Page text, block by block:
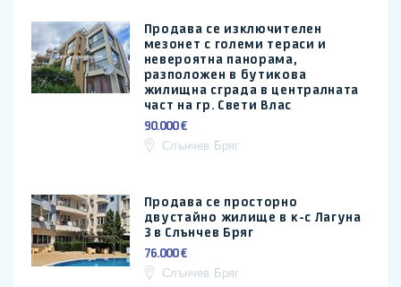
Продава се изключителен
мезонет с големи тераси и
невероятна панорама,
разположен в бутикова
жилищна сграда в централната
част на гр. Свети Влас
90.000 €
Слънчев Бряг
Продава се просторно
двустайно жилище в к-с Лагуна
3 в Слънчев Бряг
76.000 €
Слънчев Бряг